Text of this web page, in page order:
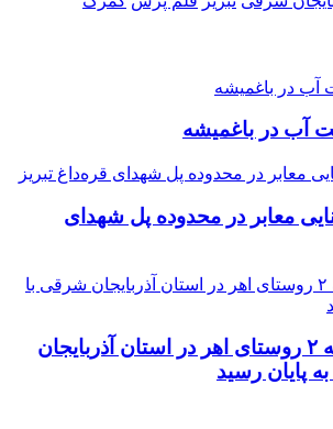
آب در باغمیشه
معابر در محدوده پل شهدای
عملیات آبرسانی به ۲ روستای اهر در استان آذربایجان
پایان رسید